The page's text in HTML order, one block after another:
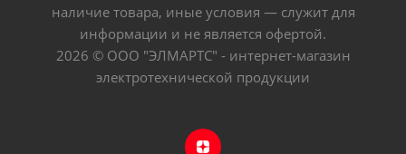
наличие товара, иные условия — служит для
информации и не является офертой.
2026 © ООО "ЭЛМАРТС" - интернет-магазин
электротехнической продукции